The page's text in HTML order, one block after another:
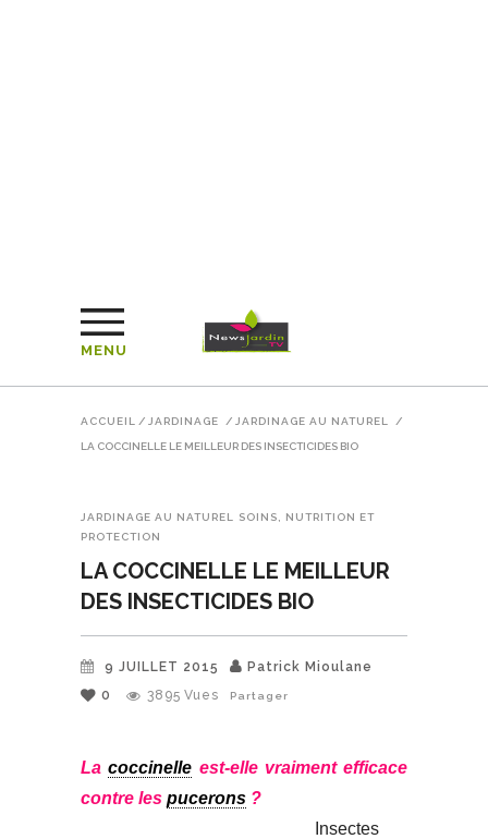
MENU
ACCUEIL / JARDINAGE / JARDINAGE AU NATUREL /
LA COCCINELLE LE MEILLEUR DES INSECTICIDES BIO
JARDINAGE AU NATUREL
SOINS, NUTRITION ET
PROTECTION
LA COCCINELLE LE MEILLEUR
DES INSECTICIDES BIO
9 JUILLET 2015
Patrick Mioulane
0
3895 Vues Partager
Lacoccinelle est-elle vraiment efficace
contre les pucerons ?
Insectes